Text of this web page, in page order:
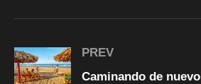
PREV
Caminando de nuevo